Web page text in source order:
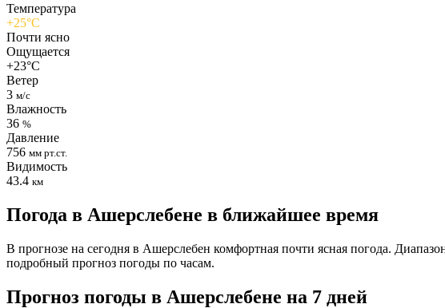
Температура
+25°C
Почти ясно
Ощущается
+23°C
Ветер
3 м/с
Влажность
36 %
Давление
756 мм рт.ст.
Видимость
43.4 км
Погода в Ашерслебене в ближайшее время
В прогнозе на сегодня в Ашерслебен комфортная почти ясная погода.
подробный прогноз погоды по часам.
Прогноз погоды в Ашерслебене на 7 дней